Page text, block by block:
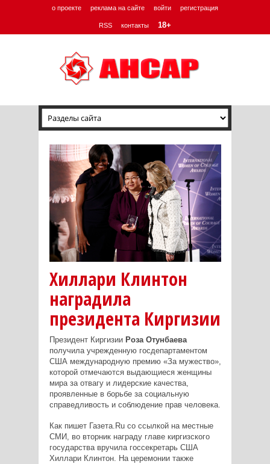
о проекте реклама на сайте войти регистрация
RSS контакты 18+
Хиллари Клинтон
наградила
президента Киргизии
Президент Киргизии Роза Отунбаева
получила учрежденную госдепартаментом
США международную премию «За мужество»,
которой отмечаются выдающиеся женщины
мира за отвагу и лидерские качества,
проявленные в борьбе за социальную
справедливость и соблюдение прав человека.
Как пишет Газета.Ru со ссылкой на местные
СМИ, во вторник награду главе киргизского
государства вручила госсекретарь США
Хиллари Клинтон. На церемонии также